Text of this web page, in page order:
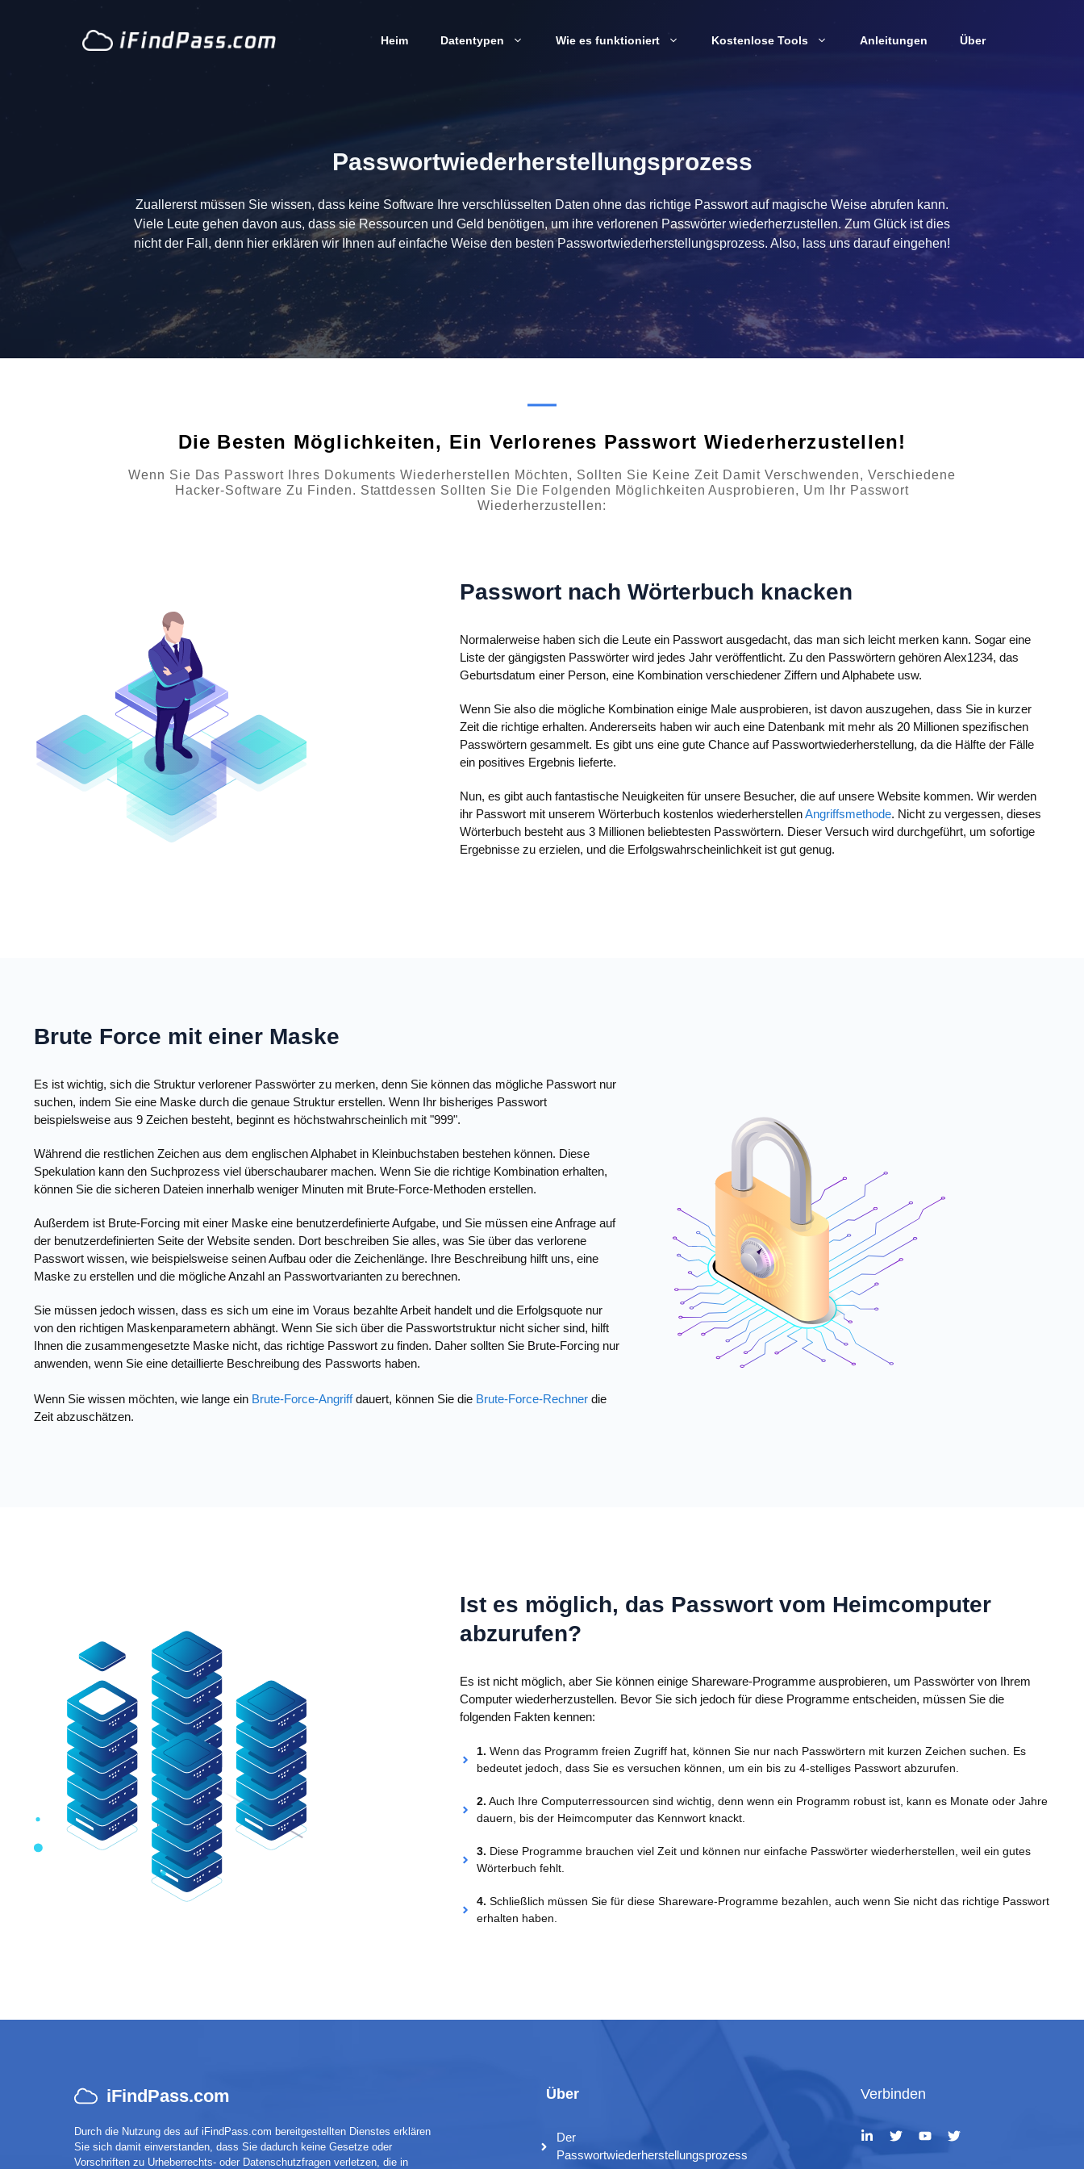
Heim Datentypen Wie es funktioniert Kostenlose Tools Anleitungen Über
Passwortwiederherstellungsprozess
Zuallererst müssen Sie wissen, dass keine Software Ihre verschlüsselten Daten ohne das richtige Passwort auf magische Weise abrufen kann.
Viele Leute gehen davon aus, dass sie Ressourcen und Geld benötigen, um ihre verlorenen Passwörter wiederherzustellen. Zum Glück ist dies
nicht der Fall, denn hier erklären wir Ihnen auf einfache Weise den besten Passwortwiederherstellungsprozess. Also, lass uns darauf eingehen!
Die Besten Möglichkeiten, Ein Verlorenes Passwort Wiederherzustellen!
Wenn Sie Das Passwort Ihres Dokuments Wiederherstellen Möchten, Sollten Sie Keine Zeit Damit Verschwenden, Verschiedene
Hacker-Software Zu Finden. Stattdessen Sollten Sie Die Folgenden Möglichkeiten Ausprobieren, Um Ihr Passwort
Wiederherzustellen:
Passwort nach Wörterbuch knacken
Normalerweise haben sich die Leute ein Passwort ausgedacht, das man sich leicht merken kann. Sogar eine
Liste der gängigsten Passwörter wird jedes Jahr veröffentlicht. Zu den Passwörtern gehören Alex1234, das
Geburtsdatum einer Person, eine Kombination verschiedener Ziffern und Alphabete usw.
Wenn Sie also die mögliche Kombination einige Male ausprobieren, ist davon auszugehen, dass Sie in kurzer
Zeit die richtige erhalten. Andererseits haben wir auch eine Datenbank mit mehr als 20 Millionen spezifischen
Passwörtern gesammelt. Es gibt uns eine gute Chance auf Passwortwiederherstellung, da die Hälfte der Fälle
ein positives Ergebnis lieferte.
Nun, es gibt auch fantastische Neuigkeiten für unsere Besucher, die auf unsere Website kommen. Wir werden
ihr Passwort mit unserem Wörterbuch kostenlos wiederherstellenAngriffsmethode. Nicht zu vergessen, dieses
Wörterbuch besteht aus 3 Millionen beliebtesten Passwörtern. Dieser Versuch wird durchgeführt, um sofortige
Ergebnisse zu erzielen, und die Erfolgswahrscheinlichkeit ist gut genug.
Brute Force mit einer Maske
Es ist wichtig, sich die Struktur verlorener Passwörter zu merken, denn Sie können das mögliche Passwort nur
suchen, indem Sie eine Maske durch die genaue Struktur erstellen. Wenn Ihr bisheriges Passwort
beispielsweise aus 9 Zeichen besteht, beginnt es höchstwahrscheinlich mit "999".
Während die restlichen Zeichen aus dem englischen Alphabet in Kleinbuchstaben bestehen können. Diese
Spekulation kann den Suchprozess viel überschaubarer machen. Wenn Sie die richtige Kombination erhalten,
können Sie die sicheren Dateien innerhalb weniger Minuten mit Brute-Force-Methoden erstellen.
Außerdem ist Brute-Forcing mit einer Maske eine benutzerdefinierte Aufgabe, und Sie müssen eine Anfrage auf
der benutzerdefinierten Seite der Website senden. Dort beschreiben Sie alles, was Sie über das verlorene
Passwort wissen, wie beispielsweise seinen Aufbau oder die Zeichenlänge. Ihre Beschreibung hilft uns, eine
Maske zu erstellen und die mögliche Anzahl an Passwortvarianten zu berechnen.
Sie müssen jedoch wissen, dass es sich um eine im Voraus bezahlte Arbeit handelt und die Erfolgsquote nur
von den richtigen Maskenparametern abhängt. Wenn Sie sich über die Passwortstruktur nicht sicher sind, hilft
Ihnen die zusammengesetzte Maske nicht, das richtige Passwort zu finden. Daher sollten Sie Brute-Forcing nur
anwenden, wenn Sie eine detaillierte Beschreibung des Passworts haben.
Wenn Sie wissen möchten, wie lange ein Brute-Force-Angriffdauert, können Sie die Brute-Force-Rechner die
Zeit abzuschätzen.
Ist es möglich, das Passwort vom Heimcomputer
abzurufen?
Es ist nicht möglich, aber Sie können einige Shareware-Programme ausprobieren, um Passwörter von Ihrem
Computer wiederherzustellen. Bevor Sie sich jedoch für diese Programme entscheiden, müssen Sie die
folgenden Fakten kennen:
1. Wenn das Programm freien Zugriff hat, können Sie nur nach Passwörtern mit kurzen Zeichen suchen. Es
bedeutet jedoch, dass Sie es versuchen können, um ein bis zu 4-stelliges Passwort abzurufen.
2. Auch Ihre Computerressourcen sind wichtig, denn wenn ein Programm robust ist, kann es Monate oder Jahre
dauern, bis der Heimcomputer das Kennwort knackt.
3. Diese Programme brauchen viel Zeit und können nur einfache Passwörter wiederherstellen, weil ein gutes
Wörterbuch fehlt.
4. Schließlich müssen Sie für diese Shareware-Programme bezahlen, auch wenn Sie nicht das richtige Passwort
erhalten haben.
iFindPass.com
Durch die Nutzung des auf iFindPass.com bereitgestellten Dienstes erklären
Sie sich damit einverstanden, dass Sie dadurch keine Gesetze oder
Vorschriften zu Urheberrechts- oder Datenschutzfragen verletzen, die in
Über
Der
Passwortwiederherstellungsprozess
Verbinden